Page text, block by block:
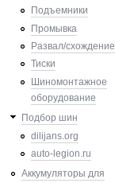
Подъемники
Промывка
Развал/схождение
Тиски
Шиномонтажное
оборудование
Подбор шин
dilijans.org
auto-legion.ru
Аккумуляторы для